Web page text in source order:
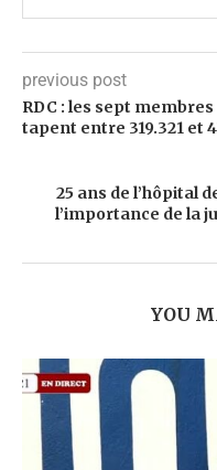
previous post
RDC : les sept membres
tapent entre 319.321 et
25 ans de l’hôpital
l’importance de la
YOU